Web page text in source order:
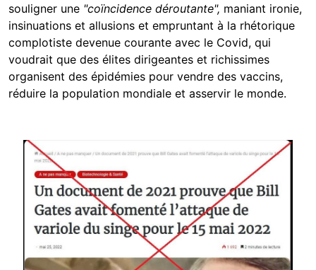
souligner une "coïncidence déroutante", maniant ironie,
insinuations et allusions et empruntant à la rhétorique
complotiste devenue courante avec le Covid, qui
voudrait que des élites dirigeantes et richissimes
organisent des épidémies pour vendre des vaccins,
réduire la population mondiale et asservir le monde.
Image